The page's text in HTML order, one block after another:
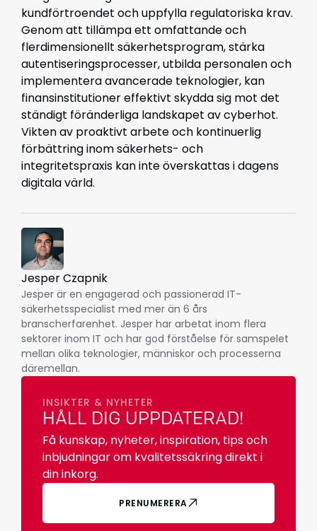
kundförtroendet och uppfylla regulatoriska krav.
Genom att tillämpa ett omfattande och
flerdimensionellt säkerhetsprogram, stärka
autentiseringsprocesser, utbilda personalen och
implementera avancerade teknologier, kan
finansinstitutioner effektivt skydda sig mot det
ständigt föränderliga landskapet av cyberhot.
Vikten av proaktivt arbete och kontinuerlig
förbättring inom säkerhets- och
integritetspraxis kan inte överskattas i dagens
digitala värld.
Jesper Czapnik
Jesper är en engagerad och passionerad IT-
säkerhetsspecialist med mer än 6 års
branscherfarenhet. Jesper har arbetat inom flera
sektorer inom IT och har god förståelse för samspelet
mellan olika teknologier, människor och processerna
däremellan.
INSIKTER & NYHETER
HÅLL DIG UPPDATERAD!
Få kunskap, nyheter, inspiration, tips och
inbjudningar om kvalitetssäkring direkt i
din inkorg.
PRENUMERERA